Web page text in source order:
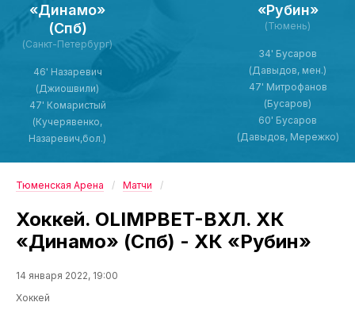
«Динамо»
(Спб)
(Санкт-Петербург)
46' Назаревич
(Джиошвили)
47' Комаристый
(Кучерявенко,
Назаревич,бол.)
«Рубин»
(Тюмень)
34' Бусаров
(Давыдов, мен.)
47' Митрофанов
(Бусаров)
60' Бусаров
(Давыдов, Мережко)
Тюменская Арена Матчи
Хоккей. OLIMPBET-ВХЛ. ХК
«Динамо» (Спб) - ХК «Рубин»
14 января 2022, 19:00
Хоккей